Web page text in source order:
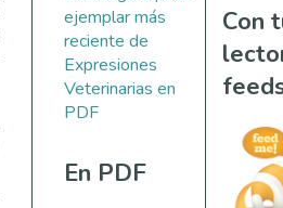
ejemplar más
reciente de
Expresiones
Veterinarias en
PDF
En PDF
Con